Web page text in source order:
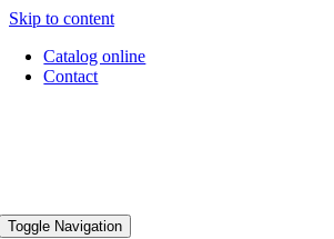
Skip to content
Catalog online
Contact
Toggle Navigation